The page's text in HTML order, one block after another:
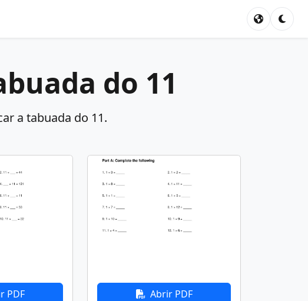
do 11
a tabuada do 11.
PDF Abrir PDF